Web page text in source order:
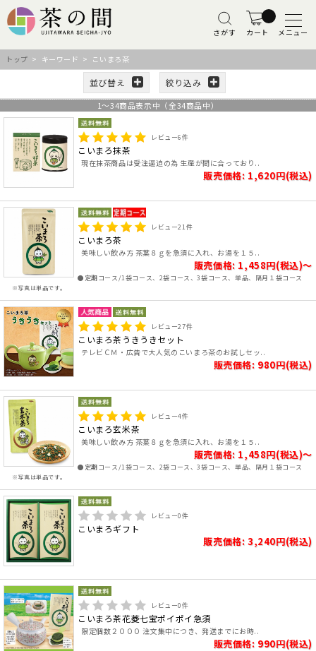
さがす カート メニュー
トップ > キーワード > こいまろ茶
並び替え 絞り込み
1～34商品表示中（全34商品中）
レビュー6件
こいまろ抹茶
現在抹茶商品は受注逼迫の為 生産が間に合っており..
販売価格: 1,620円(税込)
※写真は単品です。
レビュー21件
こいまろ茶
美味しい飲み方 茶葉８ｇを急須に入れ、お湯を１５..
販売価格: 1,458円(税込)～
●定期コース/1袋コース、2袋コース、3袋コース、単品、隔月１袋コース
レビュー27件
こいまろ茶うきうきセット
テレビＣＭ・広告で大人気のこいまろ茶のお試しセッ..
販売価格: 980円(税込)
※写真は単品です。
レビュー4件
こいまろ玄米茶
美味しい飲み方 茶葉８ｇを急須に入れ、お湯を１５..
販売価格: 1,458円(税込)～
●定期コース/1袋コース、2袋コース、3袋コース、単品、隔月１袋コース
レビュー0件
こいまろギフト
販売価格: 3,240円(税込)
レビュー0件
こいまろ茶花菱七宝ポイポイ急須
限定個数２０００ 注文集中につき、発送までにお時..
販売価格: 990円(税込)